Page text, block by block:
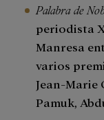
Palabra de
periodista
Manresa
varios
Jean-Marie
Pamuk,